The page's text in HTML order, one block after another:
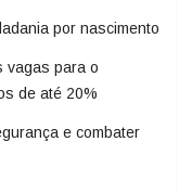
por nascimento
vagas para o
de até 20%
e combater